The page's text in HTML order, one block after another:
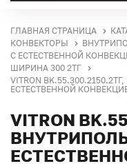
ГЛАВНАЯ СТРАНИЦА
КОНВЕКТОРЫ
С ЕСТЕСТВЕННОЙ
ШИРИНА 300 2ТГ
VITRON
ЕСТЕСТВЕННОЙ
VITRON